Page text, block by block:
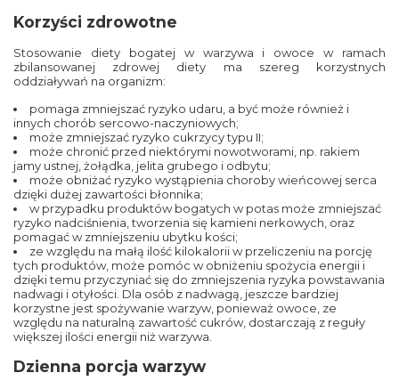
Korzyści zdrowotne
Stosowanie diety bogatej w warzywa i owoce w ramach
zbilansowanej zdrowej diety ma szereg korzystnych
oddziaływań na organizm:
pomaga zmniejszać ryzyko udaru, a być może również i
innych chorób sercowo-naczyniowych;
może zmniejszać ryzyko cukrzycy typu II;
może chronić przed niektórymi nowotworami, np. rakiem
jamy ustnej, żołądka, jelita grubego i odbytu;
może obniżać ryzyko wystąpienia choroby wieńcowej serca
dzięki dużej zawartości błonnika;
w przypadku produktów bogatych w potas może zmniejszać
ryzyko nadciśnienia, tworzenia się kamieni nerkowych, oraz
pomagać w zmniejszeniu ubytku kości;
ze względu na małą ilość kilokalorii w przeliczeniu na porcję
tych produktów, może pomóc w obniżeniu spożycia energii i
dzięki temu przyczyniać się do zmniejszenia ryzyka powstawania
nadwagi i otyłości. Dla osób z nadwagą, jeszcze bardziej
korzystne jest spożywanie warzyw, ponieważ owoce, ze
względu na naturalną zawartość cukrów, dostarczają z reguły
większej ilości energii niż warzywa.
Dzienna porcja warzyw